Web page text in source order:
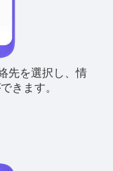
先を選択し、情
きます。